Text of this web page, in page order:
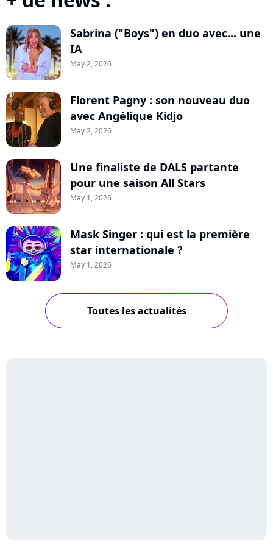
Sabrina ("Boys") en duo avec... une
IA
May 2, 2026
Florent Pagny : son nouveau duo
avec Angélique Kidjo
May 2, 2026
Une finaliste de DALS partante
pour une saison All Stars
May 1, 2026
Mask Singer : qui est la première
star internationale ?
May 1, 2026
Toutes les actualités